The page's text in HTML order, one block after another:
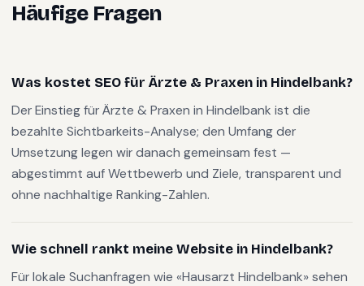
Häufige Fragen
Was kostet SEO für Ärzte & Praxen in Hindelbank?
Der Einstieg für Ärzte & Praxen in Hindelbank ist die
bezahlte Sichtbarkeits-Analyse; den Umfang der
Umsetzung legen wir danach gemeinsam fest —
abgestimmt auf Wettbewerb und Ziele, transparent und
ohne nachhaltige Ranking-Zahlen.
Wie schnell rankt meine Website in Hindelbank?
Für lokale Suchanfragen wie «Hausarzt Hindelbank» sehen